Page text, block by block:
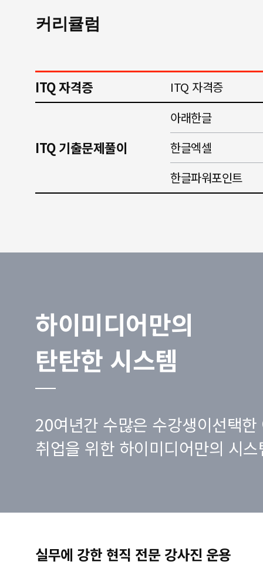
커리큘럼
ITQ 자격증 ITQ 자격증
ITQ 기출문제풀이
아래한글
한글엑셀
한글파워포인트
하이미디어만의
탄탄한 시스템
20여년간 수많은 수강생이선택한
취업을 위한 하이미디어만의 시
실무에 강한 현직 전문 강사진 운용